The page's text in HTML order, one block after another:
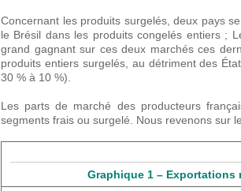
Concernant les produits surgelés, deux pays
le Brésil dans les produits congelés entiers ;
grand gagnant sur ces deux marchés ces
produits entiers surgelés, au détriment des
30 % à 10 %).
Les parts de marché des producteurs
segments frais ou surgelé. Nous revenons sur
Graphique 1 – Exportations